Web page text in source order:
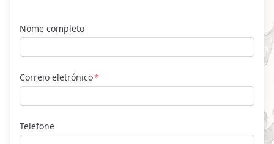
Nome completo
Correio eletrónico
Telefone